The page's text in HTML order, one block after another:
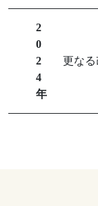
2
0
2
4
年
更なる